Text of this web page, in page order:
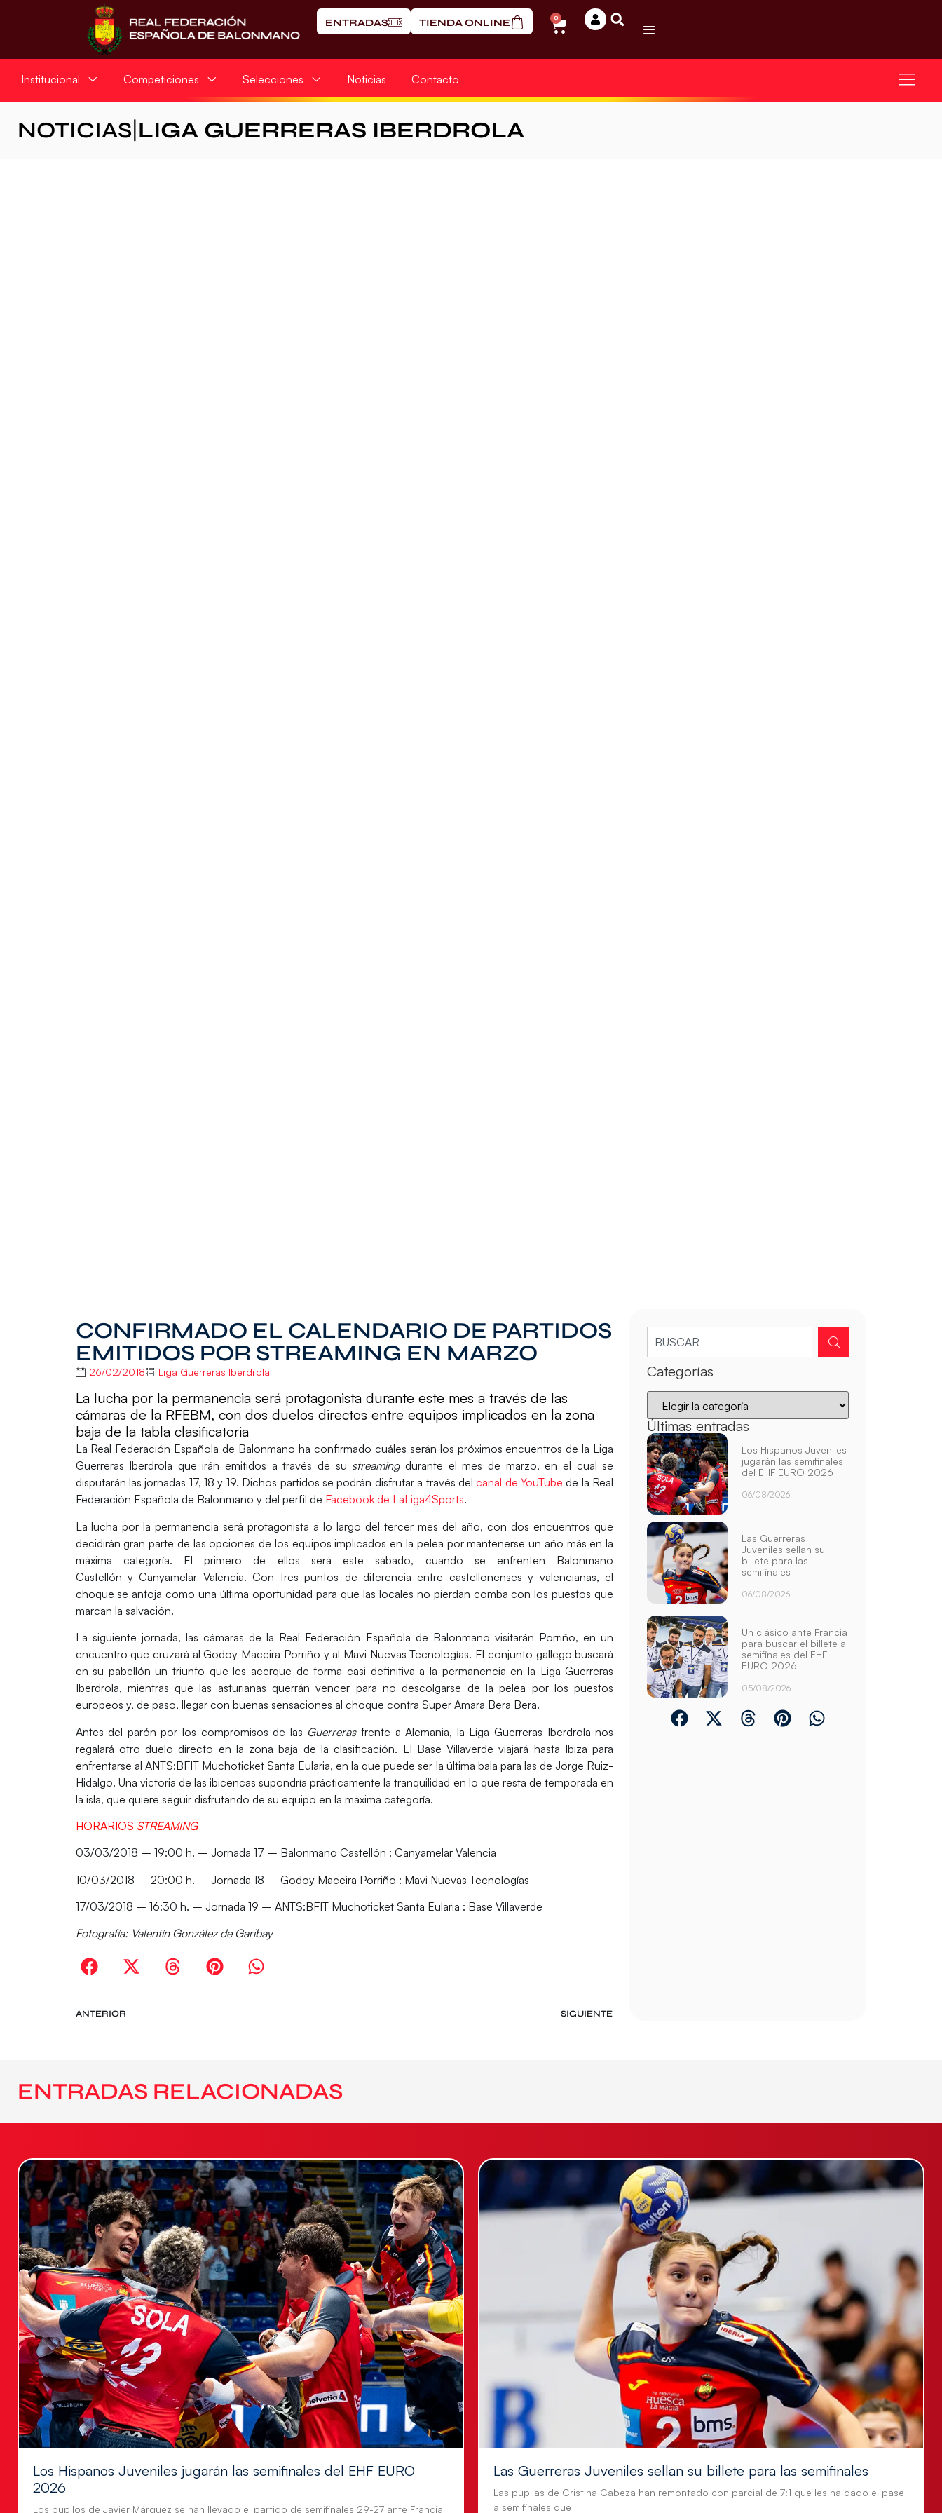
ENTRADAS TIENDA ONLINE 0
Institucional Competiciones Selecciones Noticias Contacto
NOTICIAS LIGA GUERRERAS IBERDROLA
CONFIRMADO EL CALENDARIO DE PARTIDOS
EMITIDOS POR STREAMING EN MARZO
26/02/2018 Liga Guerreras Iberdrola
La lucha por la permanencia será protagonista durante este mes a través de las
cámaras de la RFEBM, con dos duelos directos entre equipos implicados en la zona
baja de la tabla clasificatoria
La Real Federación Española de Balonmano ha confirmado cuáles serán los próximos encuentros de la Liga
Guerreras Iberdrola que irán emitidos a través de su streaming durante el mes de marzo, en el cual se
disputarán las jornadas 17, 18 y 19. Dichos partidos se podrán disfrutar a través delcanal de YouTube de la Real
Federación Española de Balonmano y del perfil de Facebook de LaLiga4Sports.
La lucha por la permanencia será protagonista a lo largo del tercer mes del año, con dos encuentros que
decidirán gran parte de las opciones de los equipos implicados en la pelea por mantenerse un año más en la
máxima categoría. El primero de ellos será este sábado, cuando se enfrenten Balonmano
Castellón yCanyamelar Valencia. Con tres puntos de diferencia entre castellonenses y valencianas, el
choque se antoja como una última oportunidad para que las locales no pierdan comba con los puestos que
marcan la salvación.
La siguiente jornada, las cámaras de la Real Federación Española de Balonmano visitarán Porriño, en un
encuentro que cruzará alGodoy Maceira Porriño y al Mavi Nuevas Tecnologías. El conjunto gallego buscará
en su pabellón un triunfo que les acerque de forma casi definitiva a la permanencia en la Liga Guerreras
Iberdrola, mientras que las asturianas querrán vencer para no descolgarse de la pelea por los puestos
europeos y, de paso, llegar con buenas sensaciones al choque contra Super Amara Bera Bera.
Antes del parón por los compromisos de las Guerrerasfrente a Alemania, la Liga Guerreras Iberdrola nos
regalará otro duelo directo en la zona baja de la clasificación. El Base Villaverde viajará hasta Ibiza para
enfrentarse al ANTS:BFIT Muchoticket Santa Eularia, en la que puede ser la última bala para las de Jorge Ruiz-
Hidalgo. Una victoria de las ibicencas supondría prácticamente la tranquilidad en lo que resta de temporada en
la isla, que quiere seguir disfrutando de su equipo en la máxima categoría.
HORARIOS STREAMING
03/03/2018 – 19:00 h. – Jornada 17 – Balonmano Castellón : Canyamelar Valencia
10/03/2018 – 20:00 h. – Jornada 18 – Godoy Maceira Porriño : Mavi Nuevas Tecnologías
17/03/2018 – 16:30 h. – Jornada 19 – ANTS:BFIT Muchoticket Santa Eularia : Base Villaverde
Fotografía: Valentín González de Garibay
ANTERIOR SIGUIENTE
Categorías
Últimas entradas
Los Hispanos Juveniles
jugarán las semifinales
del EHF EURO 2026
06/08/2026
Las Guerreras
Juveniles sellan su
billete para las
semifinales
06/08/2026
Un clásico ante Francia
para buscar el billete a
semifinales del EHF
EURO 2026
05/08/2026
ENTRADAS RELACIONADAS
Los Hispanos Juveniles jugarán las semifinales del EHF EURO
2026
Los pupilos de Javier Márquez se han llevado el partido de semifinales 29-27 ante Francia
Las Guerreras Juveniles sellan su billete para las semifinales
Las pupilas de Cristina Cabeza han remontado con parcial de 7:1 que les ha dado el pase
a semifinales que